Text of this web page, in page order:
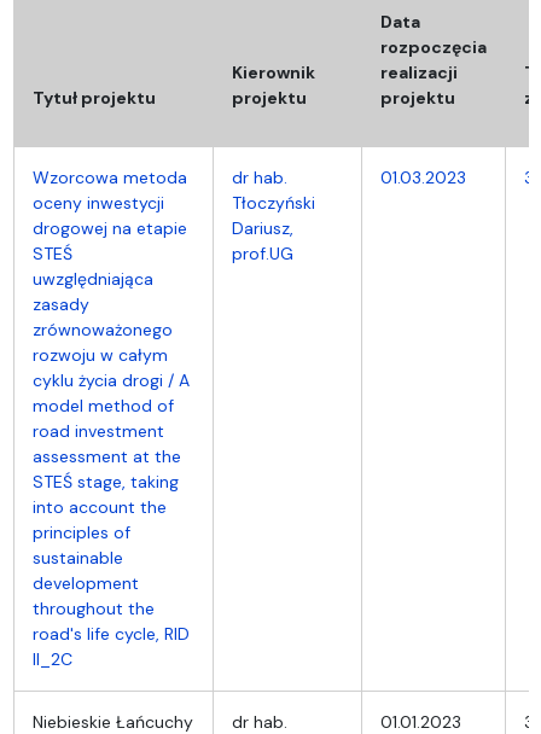
Tytuł projektu
Kierownik
projektu
Data
rozpoczęcia
realizacji
projektu
Wzorcowa metoda
oceny inwestycji
drogowej na etapie
STEŚ
uwzględniająca
zasady
zrównoważonego
rozwoju w całym
cyklu życia drogi / A
model method of
road investment
assessment at the
STEŚ stage, taking
into account the
principles of
sustainable
development
throughout the
road's life cycle, RID
II_2C
dr hab.
Tłoczyński
Dariusz,
prof.UG
01.03.2023
Niebieskie Łańcuchy
dr hab.
01.01.2023